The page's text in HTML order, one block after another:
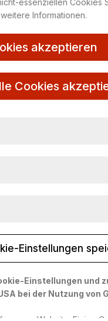
essenziellen Cookies
Informationen.
akzeptieren
Cookies
Einstellungen
Einstellungen und
bei der Nutzung von